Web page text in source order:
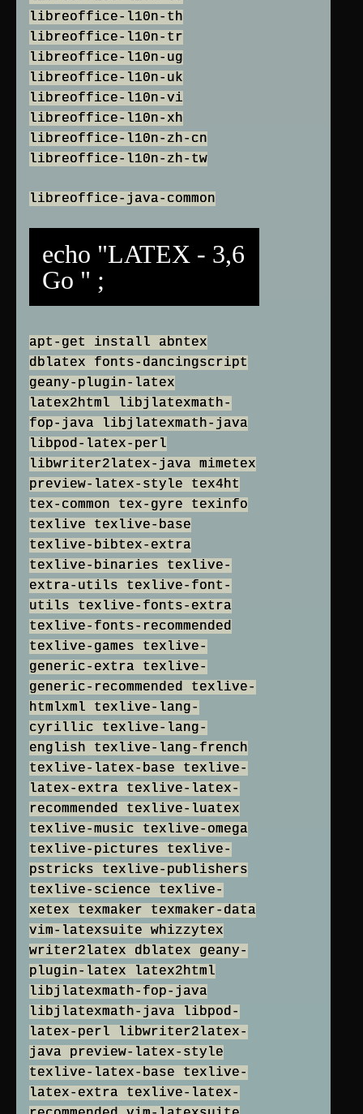
libreoffice-l10n-th
libreoffice-l10n-tr
libreoffice-l10n-ug
libreoffice-l10n-uk
libreoffice-l10n-vi
libreoffice-l10n-xh
libreoffice-l10n-zh-cn
libreoffice-l10n-zh-tw
libreoffice-java-common
echo "LATEX - 3,6
Go " ;
apt-get install abntex
dblatex fonts-dancingscript
geany-plugin-latex
latex2html libjlatexmath-
fop-java libjlatexmath-java
libpod-latex-perl
libwriter2latex-java mimetex
preview-latex-style tex4ht
tex-common tex-gyre texinfo
texlive texlive-base
texlive-bibtex-extra
texlive-binaries texlive-
extra-utils texlive-font-
utils texlive-fonts-extra
texlive-fonts-recommended
texlive-games texlive-
generic-extra texlive-
generic-recommended texlive-
htmlxml texlive-lang-
cyrillic texlive-lang-
english texlive-lang-french
texlive-latex-base texlive-
latex-extra texlive-latex-
recommended texlive-luatex
texlive-music texlive-omega
texlive-pictures texlive-
pstricks texlive-publishers
texlive-science texlive-
xetex texmaker texmaker-data
vim-latexsuite whizzytex
writer2latex dblatex geany-
plugin-latex latex2html
libjlatexmath-fop-java
libjlatexmath-java libpod-
latex-perl libwriter2latex-
java preview-latex-style
texlive-latex-base texlive-
latex-extra texlive-latex-